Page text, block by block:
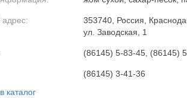
353740, Россия,
ул. Заводская, 1
(86145) 5-83-45, (86145)
(86145) 3-41-36
каталог